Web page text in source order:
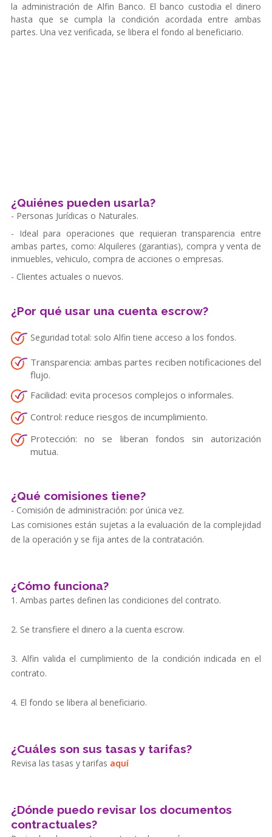
la administración de Alfin Banco. El banco custodia el dinero
hasta que se cumpla la condición acordada entre ambas
partes. Una vez verificada, se libera el fondo al beneficiario.
¿Quiénes pueden usarla?
- Personas Jurídicas o Naturales.
- Ideal para operaciones que requieran transparencia entre
ambas partes, como: Alquileres (garantias), compra y venta de
inmuebles, vehiculo, compra de acciones o empresas.
- Clientes actuales o nuevos.
¿Por qué usar una cuenta escrow?
Seguridad total: solo Alfin tiene acceso a los fondos.
Transparencia: ambas partes reciben notificaciones del
flujo.
Facilidad: evita procesos complejos o informales.
Control: reduce riesgos de incumplimiento.
Protección: no se liberan fondos sin autorización
mutua.
¿Qué comisiones tiene?
- Comisión de administración: por única vez.
Las comisiones están sujetas a la evaluación de la complejidad
de la operación y se fija antes de la contratación.
¿Cómo funciona?
1. Ambas partes definen las condiciones del contrato.
2. Se transfiere el dinero a la cuenta escrow.
3. Alfin valida el cumplimiento de la condición indicada en el
contrato.
4. El fondo se libera al beneficiario.
¿Cuáles son sus tasas y tarifas?
Revisa las tasas y tarifas aquí
¿Dónde puedo revisar los documentos
contractuales?